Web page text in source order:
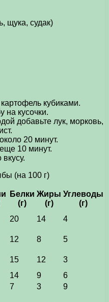
щука, судак)
кубиками.
на кусочки.
добавьте лук, морковь,
20 минут.
10 минут.
(на 100 г)
Белки
(г)
Жиры
(г)
Углеводы
(г)
20 14
4
12 8
5
15 12
3
14 9
6
7 3 9